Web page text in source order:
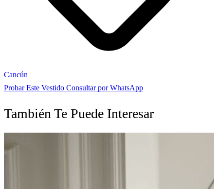
Cancún
Probar Este Vestido Consultar por WhatsApp
También Te Puede Interesar